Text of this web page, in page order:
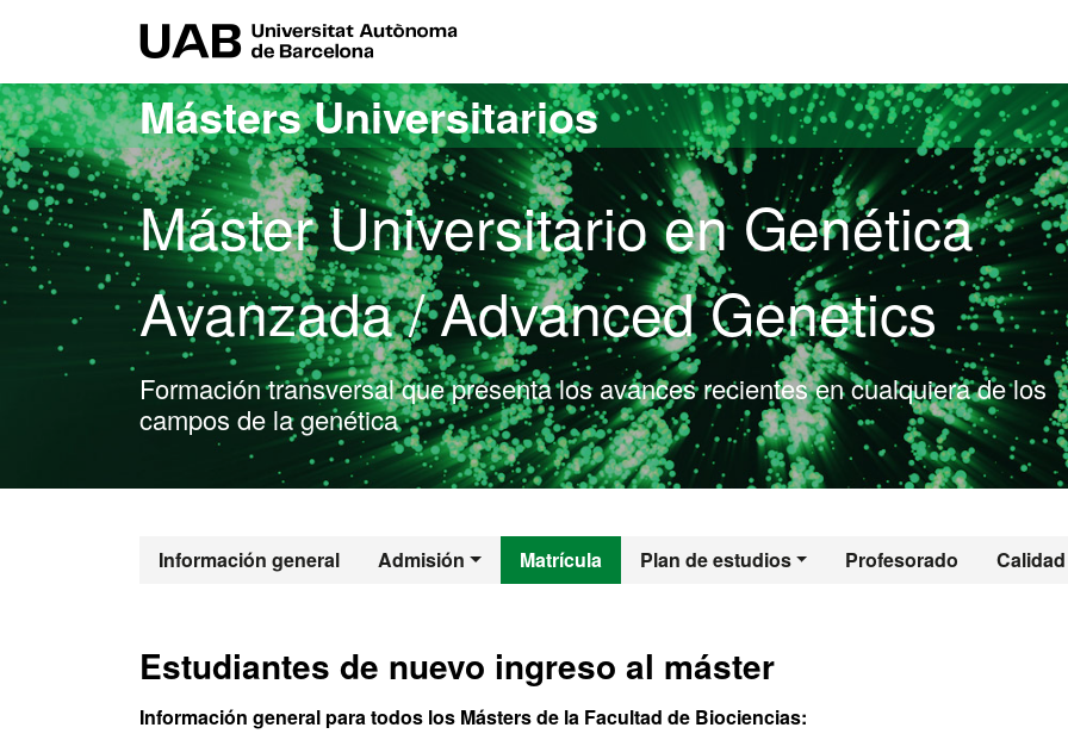
Másters Universitarios
Máster Universitario en Genética
Avanzada / Advanced Genetics
Formación transversal que presenta los avances recientes en cualquiera de los
campos de la genética
Información general Admisión Matrícula Plan de estudios Profesorado Calidad
Máster Oficial - Genética
Estudiantes de nuevo ingreso al máster
Información general para todos los Másters de la Facultad de Biociencias: